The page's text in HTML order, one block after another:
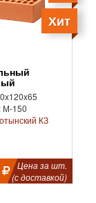
Хит
М-150
КЗ
Цена за шт.
(с доставкой)